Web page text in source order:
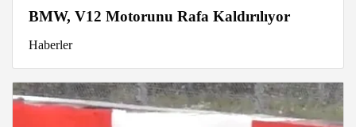
BMW, V12 Motorunu Rafa Kaldırılıyor
Haberler